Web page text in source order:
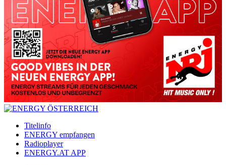
Titelinfo
ENERGY empfangen
Radioplayer
ENERGY.AT APP